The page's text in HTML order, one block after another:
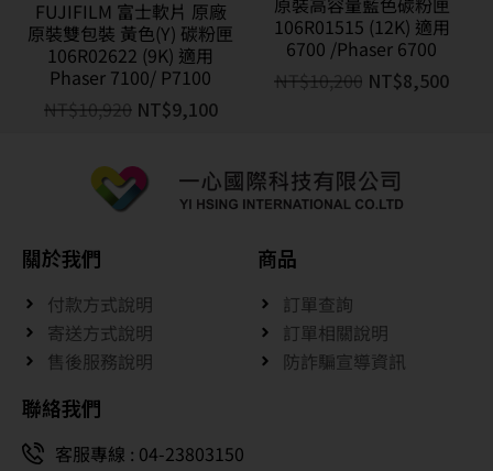
FUJIFILM 富士軟片 原廠
原裝雙包裝 黃色(Y) 碳粉匣
106R02622 (9K) 適用
Phaser 7100/ P7100
NT$ 10,920 NT$9,100
106R01515 (12K) 適用
6700 /Phaser 6700
NT$ 10,200 NT$8,500
關於我們
付款方式說明
寄送方式說明
售後服務說明
商品
訂單查詢
訂單相關說明
防詐騙宣導資訊
聯絡我們
客服專線 : 04-23803150